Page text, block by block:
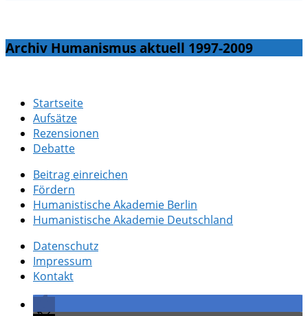
Archiv Humanismus aktuell 1997-2009
Startseite
Aufsätze
Rezensionen
Debatte
Beitrag einreichen
Fördern
Humanistische Akademie Berlin
Humanistische Akademie Deutschland
Datenschutz
Impressum
Kontakt